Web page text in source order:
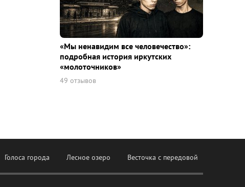
«Мы ненавидим все человечество»:
подробная история иркутских
«молоточников»
49 отзывов
Голоса города Лесное озеро Весточка с передовой